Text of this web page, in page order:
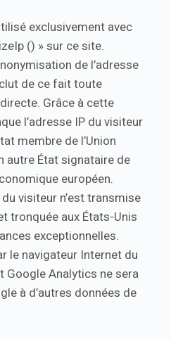
exclusivement avec
() » sur ce site.
de l’adresse
de ce fait toute
Grâce à cette
l’adresse IP du visiteur
membre de l’Union
autre État signataire de
européen.
visiteur n’est transmise
tronquée aux États-Unis
exceptionnelles.
le navigateur Internet du
Analytics ne sera
à d’autres données de